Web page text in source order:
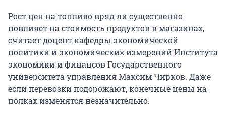
Рост цен на топливо вряд ли существенно
повлияет на стоимость продуктов в магазинах,
считает доцент кафедры экономической
политики и экономических измерений Института
экономики и финансов Государственного
университета управления Максим Чирков. Даже
если перевозки подорожают, конечные цены на
полках изменятся незначительно.